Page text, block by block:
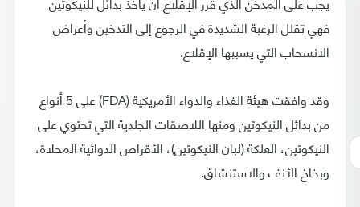
فهي تقلل الرغبة الشديدة في الرجوع إلى التدخين وأعراض
الانسحاب التي يسببها الإقلاع.
وقد وافقت هيئة الغذاء والدواء الأمريكية (FDA) على 5 أنواع
من بدائل النيكوتين ومنها اللاصقات الجلدية التي تحتوي على
النيكوتين، العلكة (لبان النيكوتين)، الأقراص الدوائية المحلاة،
وبخاخ الأنف والاستنشاق.